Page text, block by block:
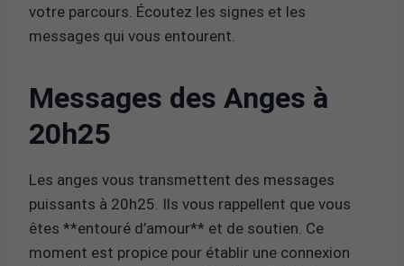
votre parcours. Écoutez les signes et les
messages qui vous entourent.
Messages des Anges à
20h25
Les anges vous transmettent des messages
puissants à 20h25. Ils vous rappellent que vous
êtes **entouré d’amour** et de soutien. Ce
moment est propice pour établir une connexion